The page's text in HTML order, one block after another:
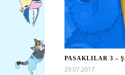
PASAKLILAR 3 –
29.07.2017